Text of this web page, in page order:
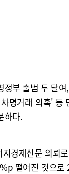
부 출범 두 달
명거래 의혹' 등
하다.
경제신문 의뢰
떨어진 것으